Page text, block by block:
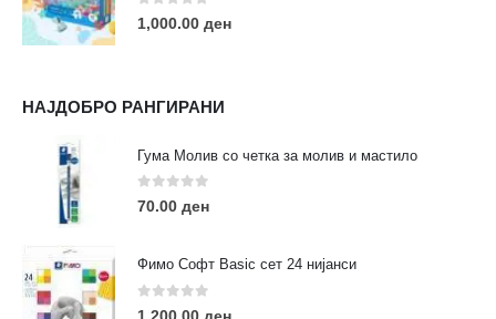
0 out of 5
1,000.00 ден
НАЈДОБРО РАНГИРАНИ
Гума Молив со четка за молив и мастило
0out of 5
70.00 ден
Фимо Софт Basic сет 24 нијанси
0 out of 5
Кариера
За нас
Нашите локации
ПОПУЛАРНИ ТАГОВИ
eurodanvest FIMO Креативни Сетови
markers
rapitografi sketch staedtler